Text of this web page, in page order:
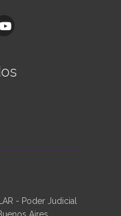
- Poder Judicial